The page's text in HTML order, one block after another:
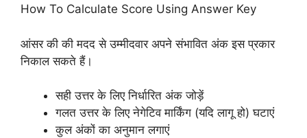
How To Calculate Score Using Answer Key
आंसर की की मदद से उम्मीदवार अपने संभावित अंक इस प्रकार
निकाल सकते हैं।
सही उत्तर के लिए निर्धारित अंक जोड़ें
गलत उत्तर के लिए नेगेटिव मार्किंग (यदि लागू हो) घटाएं
कुल अंकों का अनुमान लगाएं